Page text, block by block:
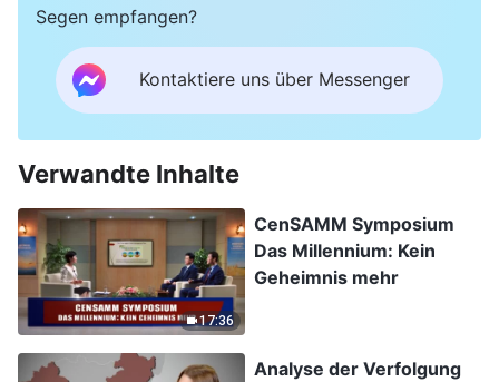
Segen empfangen?
Kontaktiere uns über Messenger
Verwandte Inhalte
17:36
CenSAMM Symposium
Das Millennium: Kein
Geheimnis mehr
Analyse der Verfolgung